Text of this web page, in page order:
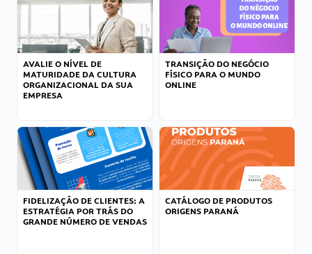
AVALIE O NÍVEL DE
MATURIDADE DA CULTURA
ORGANIZACIONAL DA SUA
EMPRESA
TRANSIÇÃO DO NEGÓCIO
FÍSICO PARA O MUNDO
ONLINE
FIDELIZAÇÃO DE CLIENTES: A
ESTRATÉGIA POR TRÁS DO
GRANDE NÚMERO DE VENDAS
CATÁLOGO DE PRODUTOS
ORIGENS PARANÁ